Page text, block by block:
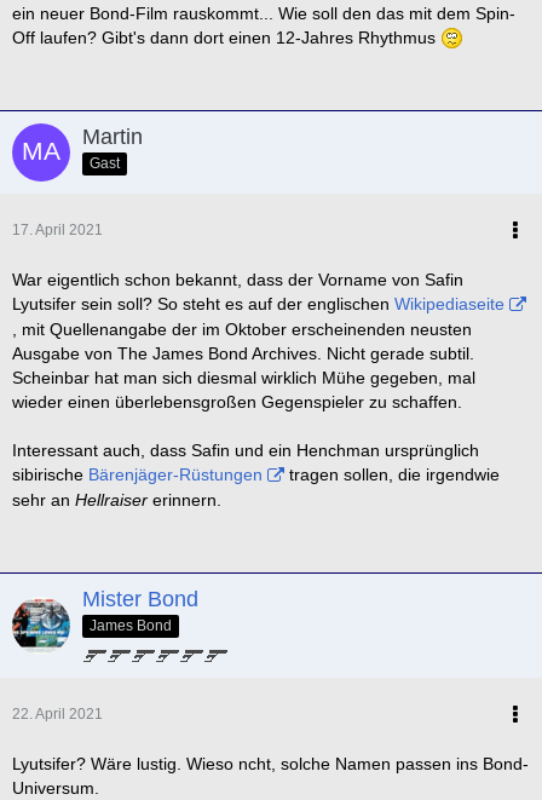
ein neuer Bond-Film rauskommt... Wie soll den das mit dem Spin-
Off laufen? Gibt's dann dort einen 12-Jahres Rhythmus
Martin
Gast
17. April 2021
War eigentlich schon bekannt, dass der Vorname von Safin
Lyutsifer sein soll? So steht es auf der englischen Wikipediaseite
, mit Quellenangabe der im Oktober erscheinenden neusten
Ausgabe von The James Bond Archives. Nicht gerade subtil.
Scheinbar hat man sich diesmal wirklich Mühe gegeben, mal
wieder einen überlebensgroßen Gegenspieler zu schaffen.
Interessant auch, dass Safin und ein Henchman ursprünglich
sibirische Bärenjäger-Rüstungen
tragen sollen, die irgendwie
sehr an Hellraiser erinnern.
Mister Bond
James Bond
22. April 2021
Lyutsifer? Wäre lustig. Wieso ncht, solche Namen passen ins Bond-
Universum.